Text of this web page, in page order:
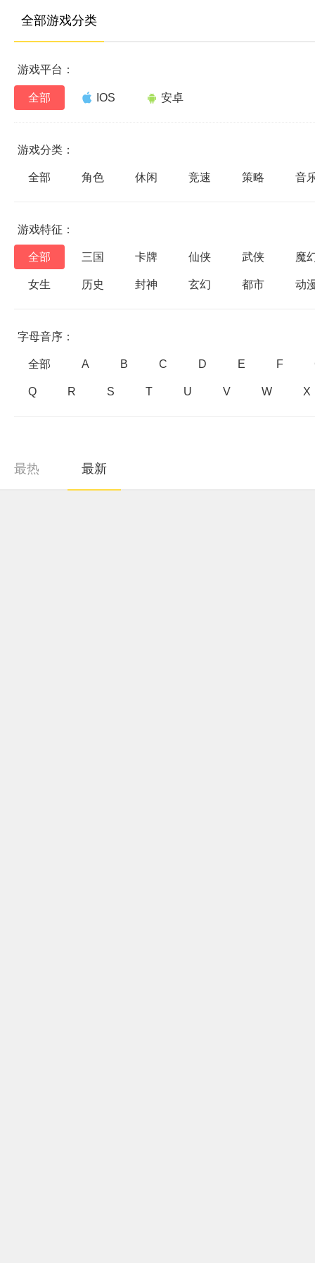
全部游戏分类
游戏平台：
全部 IOS 安卓
游戏分类：
全部 角色 休闲 竞速 策略 音
游戏特征：
全部 三国 卡牌 仙侠 武侠 魔
女生 历史 封神 玄幻 都市 动
字母音序：
全部 A B C D E F
Q R S T U V W X
最热 最新